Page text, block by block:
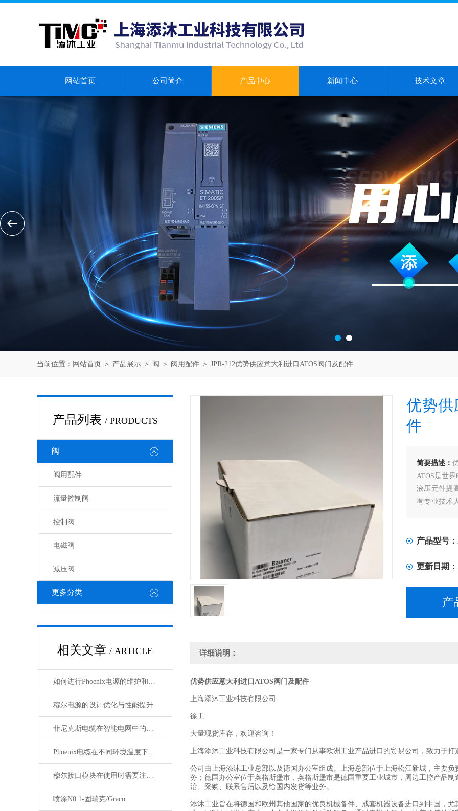
网站首页 公司简介 产品中心 新闻中心 技术文章
当前位置： 网站首页 ＞ 产品展示 ＞ 阀 ＞ 阀用配件 ＞ JPR-212优势供应意大利进口ATOS阀门及配件
产品列表 / PRODUCTS
阀
阀用配件
流量控制阀
控制阀
电磁阀
减压阀
更多分类
相关文章 / ARTICLE
如何进行Phoenix电源的维护和保养？
穆尔电源的设计优化与性能提升
菲尼克斯电缆在智能电网中的应用
Phoenix电缆在不同环境温度下的性能表现如何？
穆尔接口模块在使用时需要注意哪些问题？
喷涂N0.1-固瑞克/Graco
优势供
件
简要描述：
ATOS是世
液压元件提
有专业技术
产品型号：
更新日期：
产
详细说明：
优势供应意大利进口ATOS阀门及配件
上海添沐工业科技有限公司
徐工
大量现货库存，欢迎咨询！
上海添沐工业科技有限公司是一家专门从事欧洲工业产品进口的贸易公司，致力于打
公司由上海添沐工业总部以及德国办公室组成。上海总部位于上海松江新城，主要
务；德国办公室位于奥格斯堡市，奥格斯堡市是德国重要工业城市，周边工控产品
洽、采购、联系售后以及给国内发货等业务。
添沐工业旨在将德国和欧州其他国家的优良机械备件、成套机器设备进口到中国，